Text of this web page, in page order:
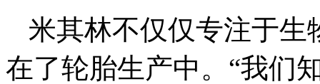
米其林不仅仅专注于生
在了轮胎生产中。“我们